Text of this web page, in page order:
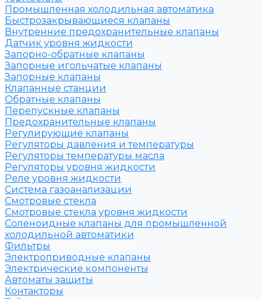
Промышленная холодильная автоматика
Быстрозакрывающиеся клапаны
Внутренние предохранительные клапаны
Датчик уровня жидкости
Запорно-обратные клапаны
Запорные игольчатые клапаны
Запорные клапаны
Клапанные станции
Обратные клапаны
Перепускные клапаны
Предохранительные клапаны
Регулирующие клапаны
Регуляторы давления и температуры
Регуляторы температуры масла
Регуляторы уровня жидкости
Реле уровня жидкости
Система газоанализации
Смотровые стекла
Смотровые стекла уровня жидкости
Соленоидные клапаны для промышленной
холодильной автоматики
Фильтры
Электроприводные клапаны
Электрические компоненты
Автоматы защиты
Контакторы